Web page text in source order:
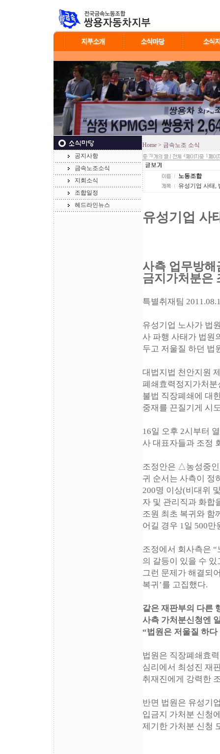
공지사항
금속노조소식
지회소식
조합일정
헤드라인뉴스
Home > 금속노조 소식
78 4 1
노동조합
유성기업 사태,
유성기업 사
사측 업무방
금지가처분은
특별취재팀
유성기업 노사가 법
사 파행 사태가 법원
두고 저울질 하던 법
대법지법 천안지원
폐쇄효력정지가처분
불법 직장폐쇄에 대
중재를 끈질기게 시
16일 오후 2시부터
사 대표자들과 조정
조정안은 △농성중
귀 순서는 사측이 정
200명 이상(비대위
자 및 관리직과 화합
조원 최초 복귀와 함
어길 경우 1일 500
조정에서 회사측은
의 갈등이 있을 수
그런 문제가 해결되
복귀’를 고집했다.
같은 재판부의 다른
사측 가처분신청엔
“법원은 저울질 하
법원은 직장폐쇄효
심리에서 최성진 재
취재진에게 강력한
반면 법원은 유성기
입금지 가처분 신청
제기한 가처분 신청